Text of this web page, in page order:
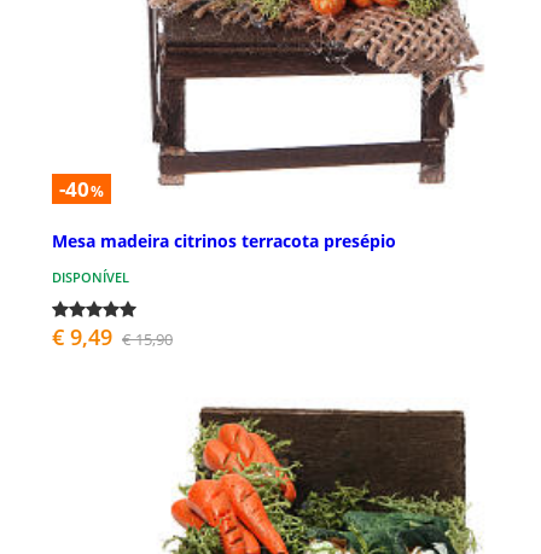
-40%
Mesa madeira citrinos terracota presépio
DISPONÍVEL
€ 9,49 € 15,90